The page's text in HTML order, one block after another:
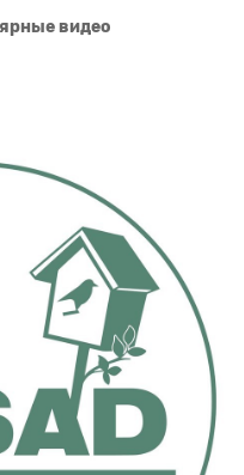
видео